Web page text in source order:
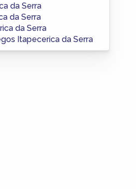
da Serra
da Serra
da Serra
Itapecerica da Serra